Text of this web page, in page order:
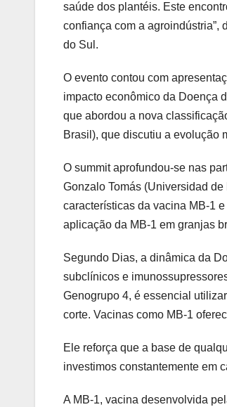
saúde dos plantéis. Este
confiança com a agroindústria”,
do Sul.
O evento contou com
impacto econômico da Doença
que abordou a nova
Brasil), que discutiu a evolução
O summit aprofundou-se nas
Gonzalo Tomás (Universidad
características da vacina MB-1
aplicação da MB-1 em granjas
Segundo Dias, a dinâmica da
subclínicos e
Genogrupo 4, é essencial
corte. Vacinas como MB-1
Ele reforça que a base de
investimos constantemente em
A MB-1, vacina desenvolvida